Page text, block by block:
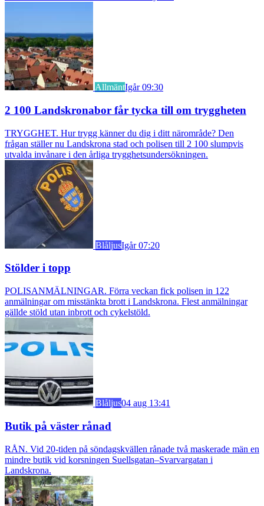
AllmäntIgår 09:30
2 100 Landskronabor får tycka till om tryggheten
TRYGGHET. Hur trygg känner du dig i ditt närområde? Den
frågan ställer nu Landskrona stad och polisen till 2 100 slumpvis
utvalda invånare i den årliga trygghetsundersökningen.
BlåljusIgår 07:20
Stölder i topp
POLISANMÄLNINGAR. Förra veckan fick polisen in 122
anmälningar om misstänkta brott i Landskrona. Flest anmälningar
gällde stöld utan inbrott och cykelstöld.
Blåljus04 aug 13:41
Butik på väster rånad
RÅN. Vid 20-tiden på söndagskvällen rånade två maskerade män en
mindre butik vid korsningen Suellsgatan–Svarvargatan i
Landskrona.